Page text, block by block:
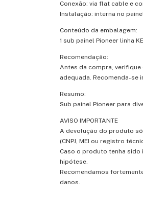
Conexão: via flat cable e
Instalação: interna no
Conteúdo da embalagem:
1 sub painel Pioneer linha
Recomendação:
Antes da compra,
adequada. Recomenda-
Resumo:
Sub painel Pioneer para
AVISO IMPORTANTE
A devolução do produto
(CNPJ, MEI ou registro
Caso o produto tenha
hipótese.
Recomendamos
danos.